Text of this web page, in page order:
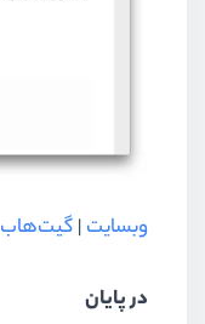
وبسایت|گیت‌هاب
در پایان